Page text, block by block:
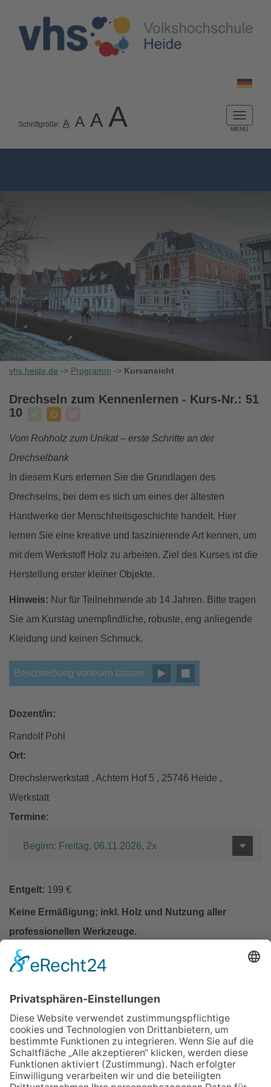
Schriftgröße: A A A A
vhs.heide.de -> Programm -> Kursansicht
Drechseln zum Kennenlernen - Kurs-Nr.: 51
10
Vom Rohholz zum Unikat – erste Schritte an der
Drechselbank
In diesem Kurs erlernen Sie die Grundlagen des
Drechselns, bei dem es sich um eines der ältesten
Handwerke der Menschheitsgeschichte handelt. Hier
lernen Sie eine kreative und faszinierende Art kennen, um
mit dem Werkstoff Holz zu arbeiten. Ziel des Kurses ist die
Herstellung erster kleiner Objekte.
Hinweis: Nur für Teilnehmende ab 14 Jahren. Bitte tragen
Sie am Kurstag unempfindliche, robuste, eng anliegende
Kleidung und keinen Schmuck.
Beschreibung vorlesen lassen:
Dozent/in:
Randolf Pohl
Ort:
Drechslerwerkstatt , Achtern Hof 5 , 25746 Heide ,
Werkstatt
Termine:
Beginn: Freitag, 06.11.2026, 2x
Entgelt: 199 €
Keine Ermäßigung; inkl. Holz und Nutzung aller
professionellen Werkzeuge.
Zurück